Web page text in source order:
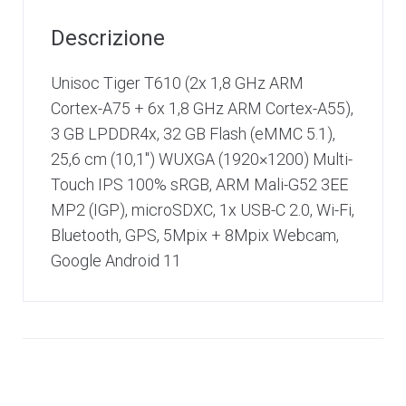
Descrizione
Unisoc Tiger T610 (2x 1,8 GHz ARM
Cortex-A75 + 6x 1,8 GHz ARM Cortex-A55),
3 GB LPDDR4x, 32 GB Flash (eMMC 5.1),
25,6 cm (10,1″) WUXGA (1920×1200) Multi-
Touch IPS 100% sRGB, ARM Mali-G52 3EE
MP2 (IGP), microSDXC, 1x USB-C 2.0, Wi-Fi,
Bluetooth, GPS, 5Mpix + 8Mpix Webcam,
Google Android 11